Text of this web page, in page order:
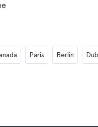
Paris Berlin